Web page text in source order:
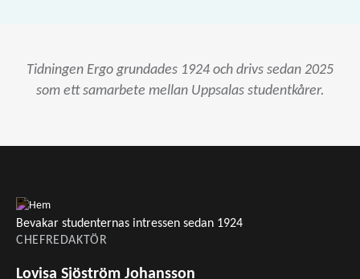
Tidningen Ergo grundades 1924 och drivs sedan 2025
som ett samarbete mellan Uppsalas studentkårer.
Bevakar studenternas intressen sedan 1924
CHEFREDAKTÖR
Lovisa Sjöström Johansson